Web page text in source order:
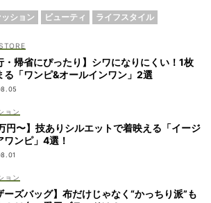
ション ビューティ ライフスタイル
・帰省にぴったり】シワになりにくい！1枚
る「ワンピ&オールインワン」2選
ョン
万円〜】技ありシルエットで着映える「イージ
ワンピ」4選！
ョン
ーズバッグ】布だけじゃなく“かっちり派”も